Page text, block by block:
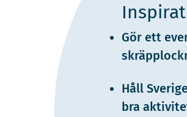
Gör ett
Håll
bra